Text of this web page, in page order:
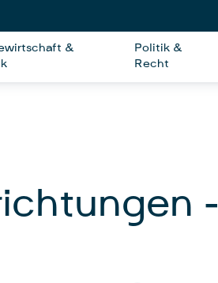
&
Politik &
Recht
-